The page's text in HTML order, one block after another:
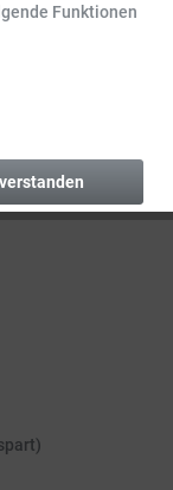
Funktionen